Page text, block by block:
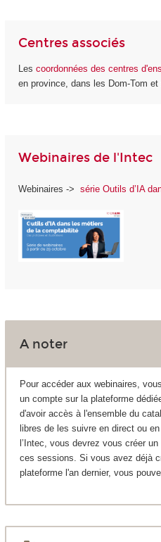
Centres associés
Les coordonnées des centres
en province, dans les Dom-Tom et
Webinaires de l'Intec
Webinaires -> série Outils d’IA
A noter
Pour accéder aux webinaires,
un compte sur la plateforme
d'avoir accès à l'ensemble du
libres de les suivre en direct ou
l’Intec, vous devrez vous créer
ces sessions. Si vous avez déjà
plateforme l'an dernier, vous